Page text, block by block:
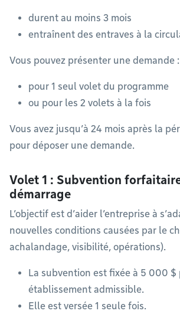
durent au moins 3 mois
entraînent des entraves à la
Vous pouvez présenter une demande :
pour 1 seul volet du programme
ou pour les 2 volets à la fois
Vous avez jusqu’à 24 mois après la
pour déposer une demande.
Volet 1 : Subvention
démarrage
L’objectif est d’aider l’entreprise à
nouvelles conditions causées par le
achalandage, visibilité, opérations).
La subvention est fixée à 5 000 $
établissement admissible.
Elle est versée 1 seule fois.